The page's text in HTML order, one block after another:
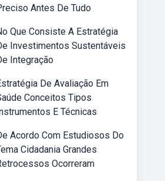
Antes De Tudo
Que Consiste A Estratégia
Investimentos Sustentáveis
Integração
De Avaliação Em
Conceitos Tipos
E Técnicas
Acordo Com Estudiosos Do
Cidadania Grandes
Ocorreram